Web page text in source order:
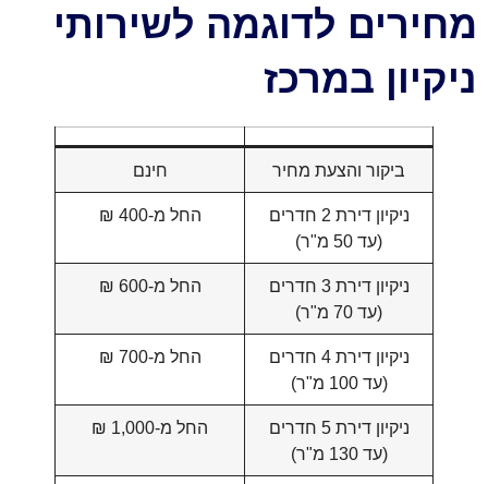
מחירים לדוגמה לשירותי
ניקיון במרכז
ביקור והצעת מחיר חינם
ניקיון דירת 2 חדרים
(עד 50 מ"ר)
החל מ-400 ₪
ניקיון דירת 3 חדרים
(עד 70 מ"ר)
החל מ-600 ₪
ניקיון דירת 4 חדרים
(עד 100 מ"ר)
החל מ-700 ₪
ניקיון דירת 5 חדרים
(עד 130 מ"ר)
החל מ-1,000 ₪